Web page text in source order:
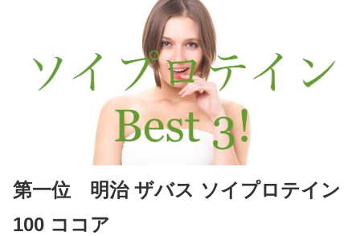
第一位 明治 ザバス ソイプロテイン
100 ココア